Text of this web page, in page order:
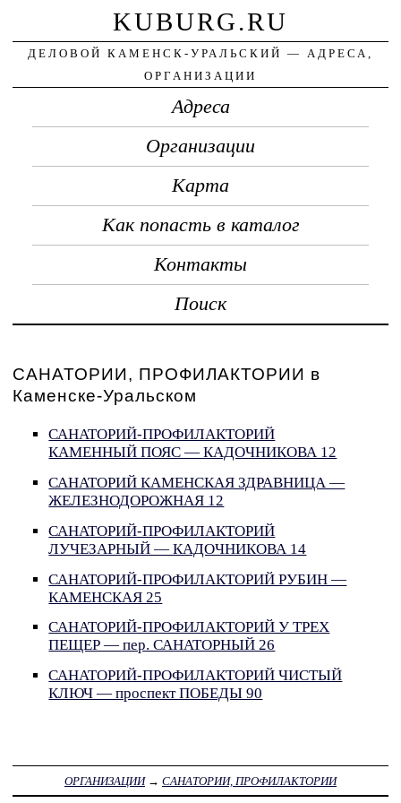
KUBURG.RU
ДЕЛОВОЙ КАМЕНСК-УРАЛЬСКИЙ — АДРЕСА,
ОРГАНИЗАЦИИ
Адреса
Организации
Карта
Как попасть в каталог
Контакты
Поиск
САНАТОРИИ, ПРОФИЛАКТОРИИ в
Каменске-Уральском
САНАТОРИЙ-ПРОФИЛАКТОРИЙ
КАМЕННЫЙ ПОЯС — КАДОЧНИКОВА 12
САНАТОРИЙ КАМЕНСКАЯ ЗДРАВНИЦА —
ЖЕЛЕЗНОДОРОЖНАЯ 12
САНАТОРИЙ-ПРОФИЛАКТОРИЙ
ЛУЧЕЗАРНЫЙ — КАДОЧНИКОВА 14
САНАТОРИЙ-ПРОФИЛАКТОРИЙ РУБИН —
КАМЕНСКАЯ 25
САНАТОРИЙ-ПРОФИЛАКТОРИЙ У ТРЕХ
ПЕЩЕР — пер. САНАТОРНЫЙ 26
САНАТОРИЙ-ПРОФИЛАКТОРИЙ ЧИСТЫЙ
КЛЮЧ — проспект ПОБЕДЫ 90
ОРГАНИЗАЦИИ→ САНАТОРИИ, ПРОФИЛАКТОРИИ